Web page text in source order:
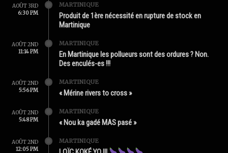
AOÛT 3RD
6:30 PM
MARTINIQUE
Produit de 1ère nécessité en rupture de stock en
Martinique
AOÛT 2ND
11:14 PM
MARTINIQUE
En Martinique les pollueurs sont des ordures ? Non.
Des enculés-es !!!
AOÛT 2ND
5:56 PM
MARTINIQUE
« Mérine rivers to cross »
AOÛT 2ND
5:48 PM
MARTINIQUE
« Nou ka gadé MAS pasé »
AOÛT 2ND
12:05 PM
MARTINIQUE